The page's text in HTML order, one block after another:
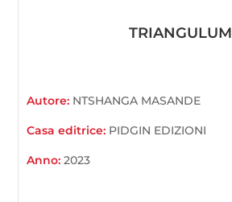
TRIANGULUM
Autore: NTSHANGA MASANDE
Casa editrice: PIDGIN EDIZIONI
Anno:2023